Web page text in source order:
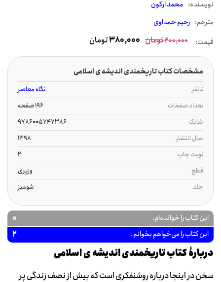
نويسنده: محمد ارکون
مترجم: رحیم حمداوی
قیمت: 400,000تومان 380,000تومان
مشخصات کتاب تاریخمندی اندیشه ی اسلامی
ناشر
نگاه معاصر
تعداد صفحات
196 صفحه
شابک
9786005747386
سال انتشار
1398
نوبت چاپ
2
قطع
وزیری
جلد
شومیز
این کتاب را خوانده‌ام. 0
این کتاب را می‌خواهم بخوانم. 2
دربارۀ کتاب تاریخمندی اندیشه ی اسلامی
سخن در اینجا درباره روشنفکری است که بیش از نصف زندگی پر